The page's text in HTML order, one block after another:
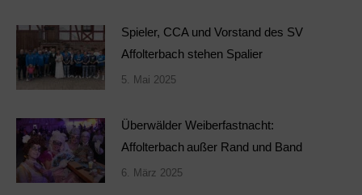
Spieler, CCA und Vorstand des SV
Affolterbach stehen Spalier
5. Mai 2025
Überwälder Weiberfastnacht:
Affolterbach außer Rand und Band
6. März 2025